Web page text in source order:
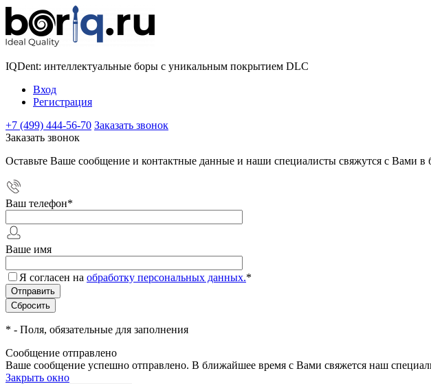
IQDent: интеллектуальные боры с уникальным покрытием DLC
Вход
Регистрация
+7 (499) 444-56-70 Заказать звонок
Заказать звонок
Оставьте Ваше сообщение и контактные данные и наши специалисты свяжутся с Вами
Ваш телефон*
Ваше имя
Я согласен на обработку персональных данных.*
* - Поля, обязательные для заполнения
Сообщение отправлено
Ваше сообщение успешно отправлено. В ближайшее время с Вами свяжется наш
Закрыть окно